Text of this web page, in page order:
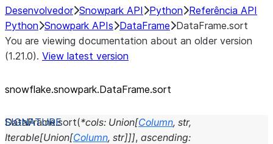
Desenvolvedor Snowpark API Python Referência API
Python Snowpark APIs DataFrame DataFrame.sort
You are viewing documentation about an older version
(1.21.0). View latest version
snowflake.snowpark.DataFrame.sort
DataFrame.sort(*cols: Union[Column, str,
Iterable[Union[Column, str]]], ascending: